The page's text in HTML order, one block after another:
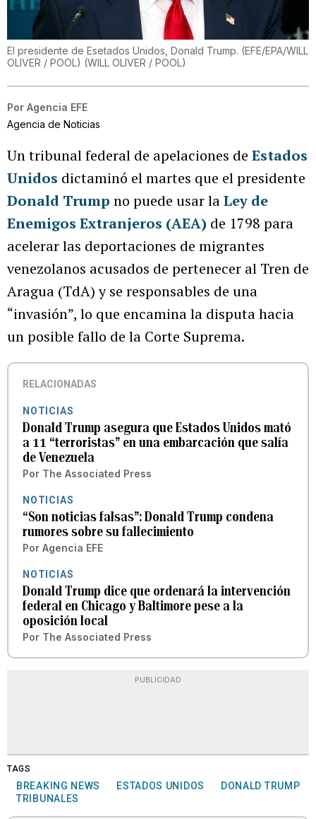
El presidente de Esetados Unidos, Donald Trump. (EFE/EPA/WILL
OLIVER / POOL) (WILL OLIVER / POOL)
Por Agencia EFE
Agencia de Noticias
Un tribunal federal de apelaciones de Estados
Unidos dictaminó el martes que el presidente
Donald Trump no puede usar laLey de
Enemigos Extranjeros (AEA) de 1798 para
acelerar las deportaciones de migrantes
venezolanos acusados de pertenecer al Tren de
Aragua (TdA) y se responsables de una
“invasión”, lo que encamina la disputa hacia
un posible fallo de la Corte Suprema.
RELACIONADAS
NOTICIAS
Donald Trump asegura que Estados Unidos mató
a 11 “terroristas” en una embarcación que salía
de Venezuela
Por The Associated Press
NOTICIAS
“Son noticias falsas”: Donald Trump condena
rumores sobre su fallecimiento
Por Agencia EFE
NOTICIAS
Donald Trump dice que ordenará la intervención
federal en Chicago y Baltimore pese a la
oposición local
Por The Associated Press
PUBLICIDAD
TAGS
BREAKING NEWS ESTADOS UNIDOS
DONALD TRUMP
TRIBUNALES